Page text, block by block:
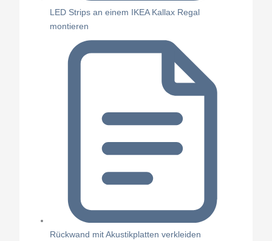
LED Strips an einem IKEA Kallax Regal
montieren
Rückwand mit Akustikplatten verkleiden